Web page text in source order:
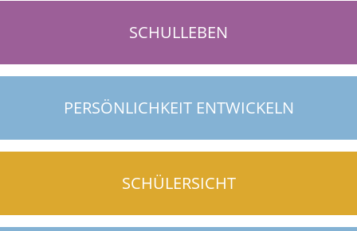
SCHULLEBEN
PERSÖNLICHKEIT ENTWICKELN
SCHÜLERSICHT